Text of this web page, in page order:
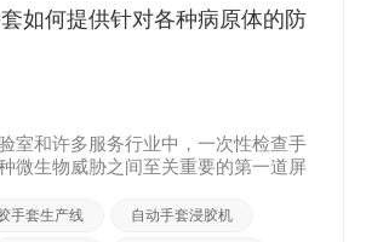
如何提供针对各种病原体的防
室和许多服务行业中，一次性检查手
微生物威胁之间至关重要的第一道屏
层连续、不透水的保护层，阻断病原
手套生产线 自动手套浸胶机